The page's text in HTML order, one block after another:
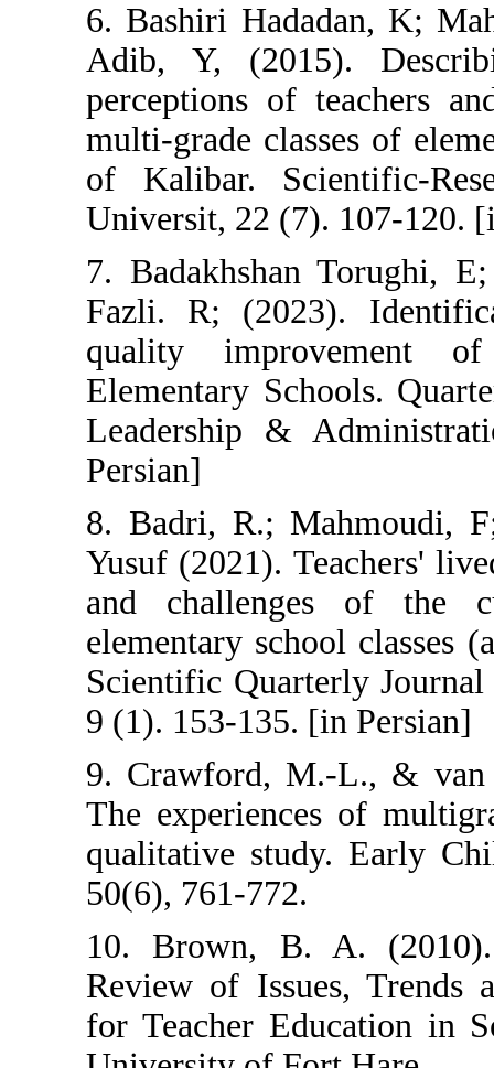
6. Bashiri
Adib, Y,
perceptions of
multi-grade
of Kalibar.
Universit, 22
7.
Fazli. R;
quality
Elementary
Leadership &
8. Badri, R.;
Yusuf (2021).
and
elementary
Scientific
9 (1). 153-135.
9. Crawford,
The
qualitative
50(6), 761-772.
10. Brown,
Review of
for Teacher